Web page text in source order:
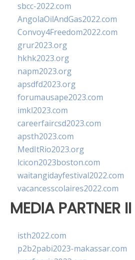
sbcc-2022.com
AngolaOilAndGas2022.com
Convoy4Freedom2022.com
grur2023.org
hkhk2023.org
napm2023.org
apsdfd2023.org
forumausape2023.com
imkl2023.com
careerfaircsd2023.com
apsth2023.com
MedItRio2023.org
lcicon2023boston.com
waitangidayfestival2022.com
vacancesscolaires2022.com
MEDIA PARTNER II
isth2022.com
p2b2pabi2023-makassar.com